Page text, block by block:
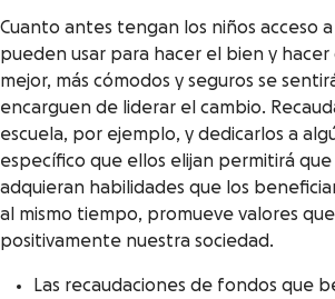
Cuanto antes tengan los niños acceso
pueden usar para hacer el bien y
mejor, más cómodos y seguros se
encarguen de liderar el cambio.
escuela, por ejemplo, y dedicarlos a
específico que ellos elijan permitirá
adquieran habilidades que los
al mismo tiempo, promueve valores
positivamente nuestra sociedad.
Las recaudaciones de fondos que